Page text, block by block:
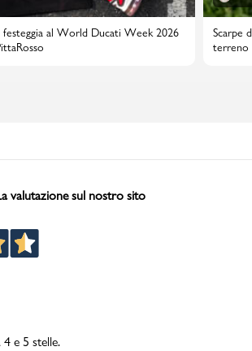
festeggia al World Ducati Week 2026
Scarpe
terreno
valutazione sul nostro sito
e 5 stelle.